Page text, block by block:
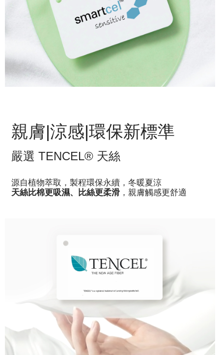
親膚|涼感|環保新標準
嚴選 TENCEL® 天絲
源自植物萃取，製程環保永續，冬暖夏涼
天絲比棉更吸濕、比絲更柔滑，親膚觸感更舒適